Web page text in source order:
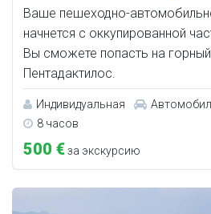
Ваше пешеходно-
начнется с оккупированной
Вы сможете попасть на
Пентадактилос.
Индивидуальная
8 часов
500 €за экскурсию